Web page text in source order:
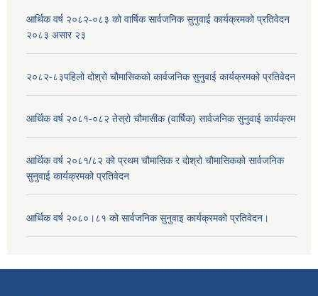
आर्थिक वर्ष २०८२-०८३ को वार्षिक सार्वजनिक सुनुवाई कार्यक्रमको प्रतिवेदन
२०८३ असार २३
२०८२-८३पहिलो दोश्रो चौमासिकको कार्वजनिक सुनुवाई कार्यक्रमको प्रतिवेदन
आर्थिक वर्ष २०८१-०८२ तेस्रो चौमासीक (वार्षिक) सार्वजनिक सुनुवाई कार्यक्रम
आर्थिक वर्ष २०८१/८२ को प्रथम चौमासिक र दोश्रो चौमासिकको सार्वजनिक
सुनुवाई कार्यक्रमको प्रतिवेदन
आर्थिक वर्ष २०८०।८१ को सार्वजनिक सुनुवाइ कार्यक्रमको प्रतिवेदन।